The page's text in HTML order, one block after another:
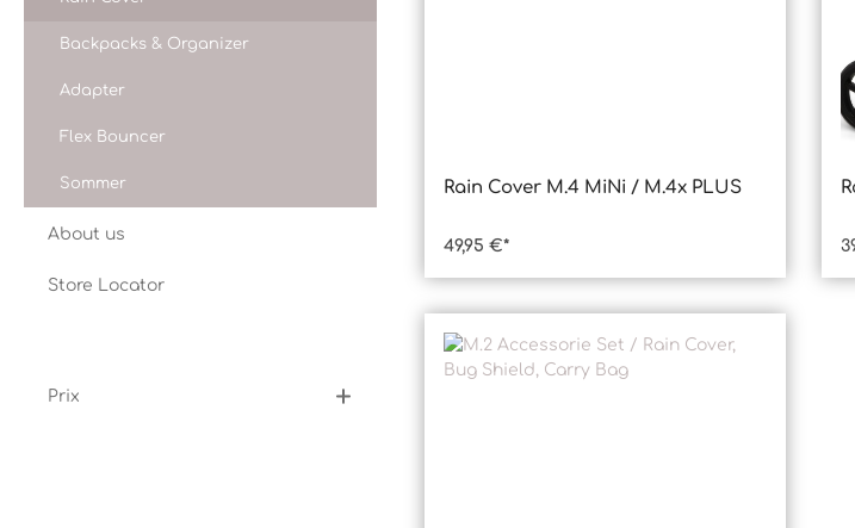
Backpacks & Organizer
Adapter
Flex Bouncer
Sommer
About us
Store Locator
Prix
Rain Cover M.4 MiNi / M.4x PLUS
49,95 €*